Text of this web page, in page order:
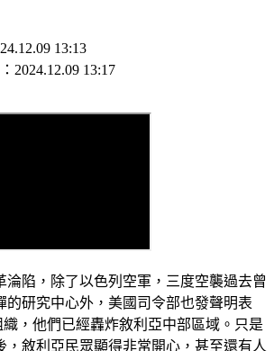
13:13
2024.12.09 13:17
淪陷，除了以色列空軍，三度空襲過去曾
的研究中心外，美國司令部也發聲明表
，他們已經轟炸敘利亞中部區域。只是
，敘利亞民眾顯得非常開心，甚至還有人